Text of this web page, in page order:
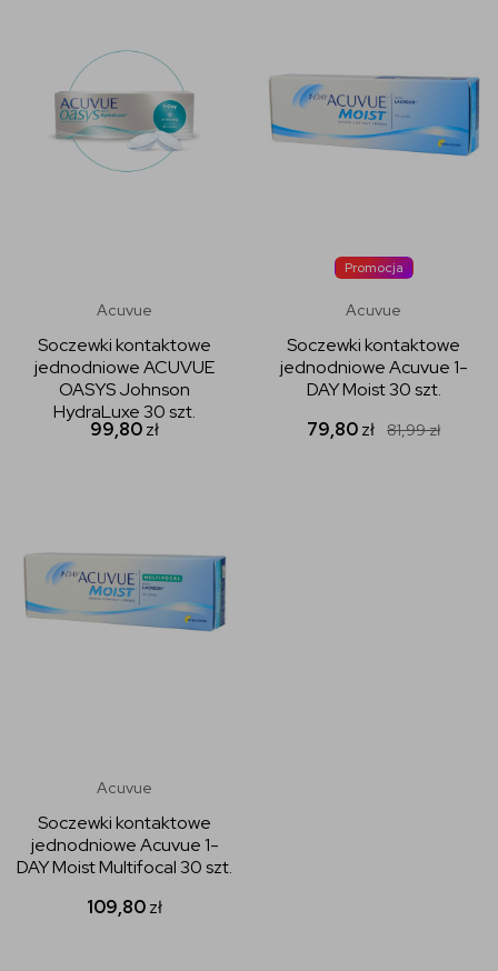
Acuvue
Soczewki kontaktowe
jednodniowe ACUVUE
OASYS Johnson
HydraLuxe 30 szt.
99,80zł
Promocja
Acuvue
Soczewki kontaktowe
jednodniowe Acuvue 1-
DAY Moist 30 szt.
79,80zł 81,99zł
Acuvue
Soczewki kontaktowe
jednodniowe Acuvue 1-
DAY Moist Multifocal 30 szt.
109,80zł